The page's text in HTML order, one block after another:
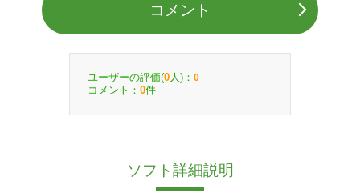
コメント
ユーザーの評価(0 人)： 0
コメント： 0件
ソフト詳細説明